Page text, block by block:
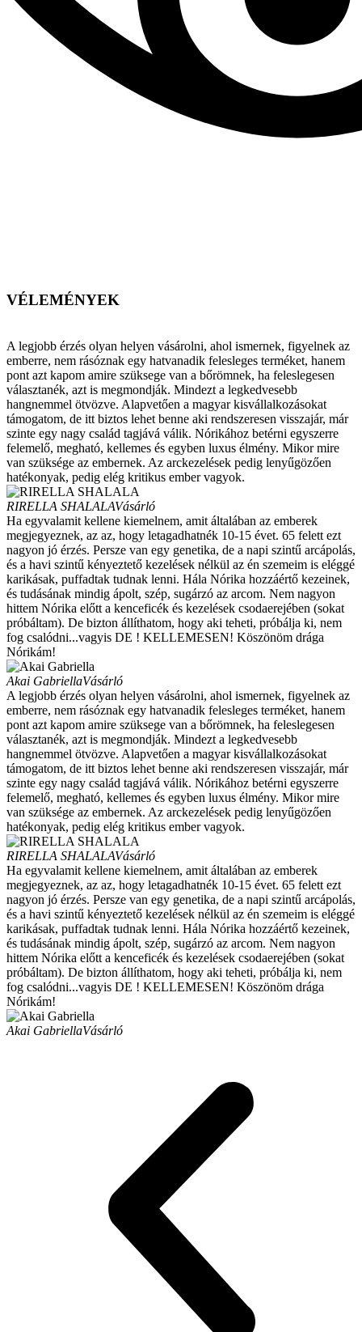
VÉLEMÉNYEK
A legjobb érzés olyan helyen vásárolni, ahol ismernek, figyelnek az
emberre, nem rásóznak egy hatvanadik felesleges terméket, hanem
pont azt kapom amire szüksege van a bőrömnek, ha feleslegesen
választanék, azt is megmondják. Mindezt a legkedvesebb
hangnemmel ötvözve. Alapvetően a magyar kisvállalkozásokat
támogatom, de itt biztos lehet benne aki rendszeresen visszajár, már
szinte egy nagy család tagjává válik. Nórikához betérni egyszerre
felemelő, megható, kellemes és egyben luxus élmény. Mikor mire
van szüksége az embernek. Az arckezelések pedig lenyűgözően
hatékonyak, pedig elég kritikus ember vagyok.
RIRELLA SHALALAVásárló
Ha egyvalamit kellene kiemelnem, amit általában az emberek
megjegyeznek, az az, hogy letagadhatnék 10-15 évet. 65 felett ezt
nagyon jó érzés. Persze van egy genetika, de a napi szintű arcápolás,
és a havi szintű kényeztető kezelések nélkül az én szemeim is eléggé
karikásak, puffadtak tudnak lenni. Hála Nórika hozzáértő kezeinek,
és tudásának mindig ápolt, szép, sugárzó az arcom. Nem nagyon
hittem Nórika előtt a kenceficék és kezelések csodaerejében (sokat
próbáltam). De bizton állíthatom, hogy aki teheti, próbálja ki, nem
fog csalódni...vagyis DE ! KELLEMESEN! Köszönöm drága
Nórikám!
Akai GabriellaVásárló
A legjobb érzés olyan helyen vásárolni, ahol ismernek, figyelnek az
emberre, nem rásóznak egy hatvanadik felesleges terméket, hanem
pont azt kapom amire szüksege van a bőrömnek, ha feleslegesen
választanék, azt is megmondják. Mindezt a legkedvesebb
hangnemmel ötvözve. Alapvetően a magyar kisvállalkozásokat
támogatom, de itt biztos lehet benne aki rendszeresen visszajár, már
szinte egy nagy család tagjává válik. Nórikához betérni egyszerre
felemelő, megható, kellemes és egyben luxus élmény. Mikor mire
van szüksége az embernek. Az arckezelések pedig lenyűgözően
hatékonyak, pedig elég kritikus ember vagyok.
RIRELLA SHALALAVásárló
Ha egyvalamit kellene kiemelnem, amit általában az emberek
megjegyeznek, az az, hogy letagadhatnék 10-15 évet. 65 felett ezt
nagyon jó érzés. Persze van egy genetika, de a napi szintű arcápolás,
és a havi szintű kényeztető kezelések nélkül az én szemeim is eléggé
karikásak, puffadtak tudnak lenni. Hála Nórika hozzáértő kezeinek,
és tudásának mindig ápolt, szép, sugárzó az arcom. Nem nagyon
hittem Nórika előtt a kenceficék és kezelések csodaerejében (sokat
próbáltam). De bizton állíthatom, hogy aki teheti, próbálja ki, nem
fog csalódni...vagyis DE ! KELLEMESEN! Köszönöm drága
Nórikám!
Akai GabriellaVásárló